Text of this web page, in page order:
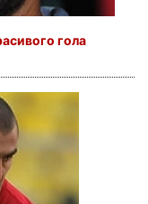
гола